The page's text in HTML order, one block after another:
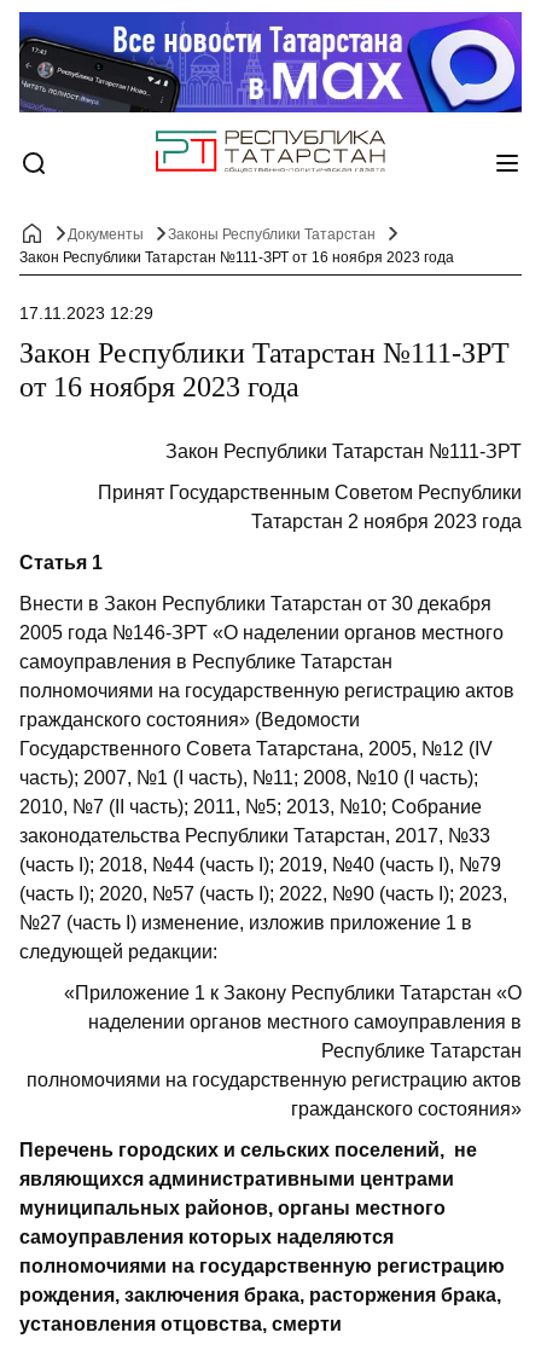
Документы
Законы Республики Татарстан
Закон Республики Татарстан №111-ЗРТ от 16 ноября 2023 года
17.11.2023 12:29
Закон Республики Татарстан №111-ЗРТ
от 16 ноября 2023 года
Закон Республики Татарстан №111-ЗРТ
Принят Государственным Советом Республики
Татарстан 2 ноября 2023 года
Статья 1
Внести в Закон Республики Татарстан от 30 декабря
2005 года №146-ЗРТ «О наделении органов местного
самоуправления в Республике Татарстан
полномочиями на государственную регистрацию актов
гражданского состояния» (Ведомости
Государственного Совета Татарстана, 2005, №12 (IV
часть); 2007, №1 (I часть), №11; 2008, №10 (I часть);
2010, №7 (II часть); 2011, №5; 2013, №10; Собрание
законодательства Республики Татарстан, 2017, №33
(часть I); 2018, №44 (часть I); 2019, №40 (часть I), №79
(часть I); 2020, №57 (часть I); 2022, №90 (часть I); 2023,
№27 (часть I) изменение, изложив приложение 1 в
следующей редакции:
«Приложение 1 к Закону Республики Татарстан «О
наделении органов местного самоуправления в
Республике Татарстан
полномочиями на государственную регистрацию актов
гражданского состояния»
Перечень городских и сельских поселений, не
являющихся административными центрами
муниципальных районов, органы местного
самоуправления которых наделяются
полномочиями на государственную регистрацию
рождения, заключения брака, расторжения брака,
установления отцовства, смерти